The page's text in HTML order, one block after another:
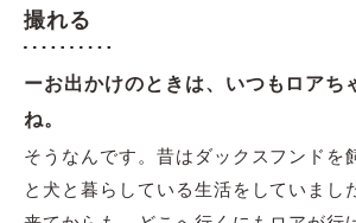
撮れる
ーお出かけのときは、いつもロアち
ね。
そうなんです。昔はダックスフンドを
と犬と暮らしている生活をしていまし